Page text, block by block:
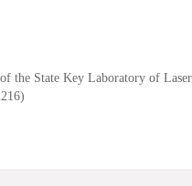
the State Key Laboratory of